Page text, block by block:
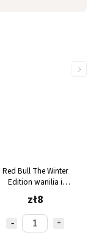
Red Bull The Winter
Edition wanilia i
mrożona jagoda 250ml
zł8
Next